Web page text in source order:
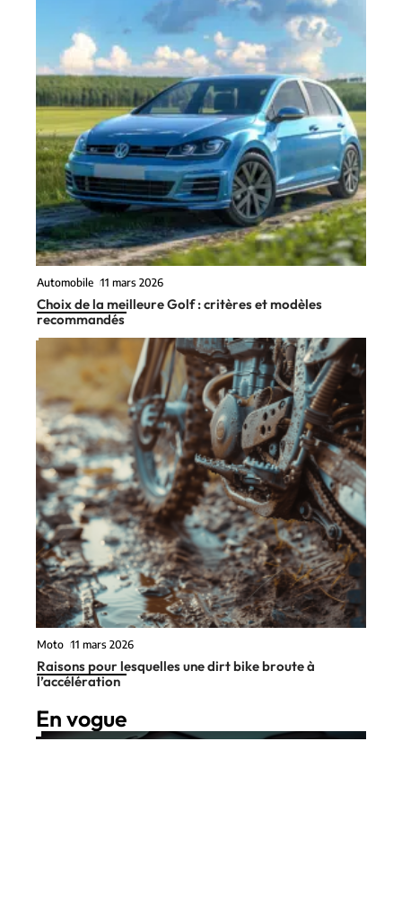
Automobile 11 mars 2026
Choix de la meilleure Golf : critères et modèles
recommandés
Moto 11 mars 2026
Raisons pour lesquelles une dirt bike broute à
l’accélération
En vogue